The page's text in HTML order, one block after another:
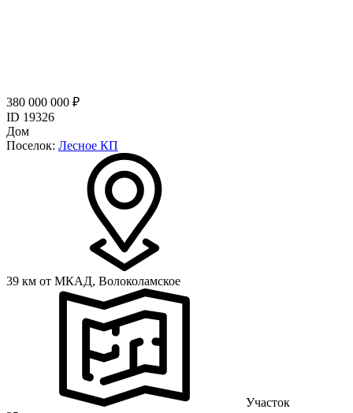
380 000 000 ₽
ID 19326
Дом
Поселок: Лесное КП
39 км от МКАД, Волоколамское
Участок